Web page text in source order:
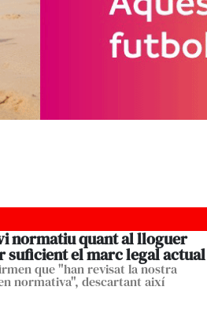
normatiu quant al lloguer
suficient el marc legal actual
que "han revisat la nostra
normativa", descartant així